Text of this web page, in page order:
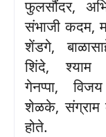
फुलसौंदर,
संभाजी कदम,
शेंडगे,
शिंदे,श्याम
गेनप्पा,
शेळके,
होते.